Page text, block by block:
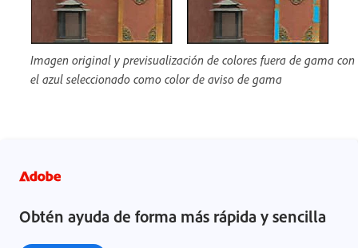
Imagen original y previsualización de colores fuera de gama con
el azul seleccionado como color de aviso de gama
Obtén ayuda de forma más rápida y sencilla